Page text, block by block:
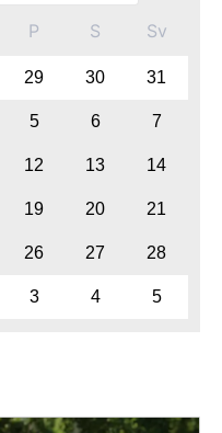
P S Sv
29 30 31
5 6 7
12 13 14
19 20 21
26 27 28
3 4 5